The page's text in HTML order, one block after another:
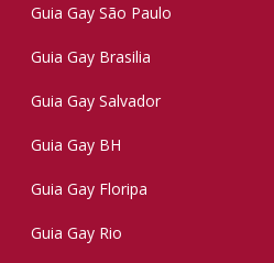
Guia Gay São Paulo
Guia Gay Brasilia
Guia Gay Salvador
Guia Gay BH
Guia Gay Floripa
Guia Gay Rio